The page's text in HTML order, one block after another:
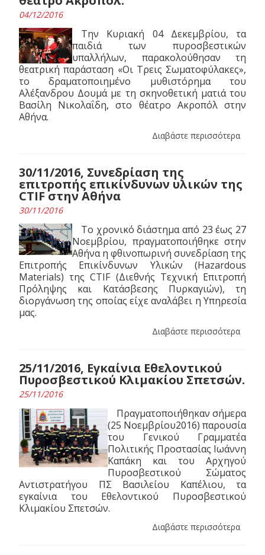
04/12/2016
Την Κυριακή 04 Δεκεμβρίου, τα
παιδιά των πυροσβεστικών
υπαλλήλων, παρακολούθησαν τη
θεατρική παράσταση «Οι Τρεις Σωματοφύλακες»,
το δραματοποιημένο μυθιστόρημα του
Αλέξανδρου Δουμά με τη σκηνοθετική ματιά του
Βασίλη Νικολαΐδη, στο θέατρο Ακροπόλ στην
Αθήνα.
Διαβάστε περισσότερα
30/11/2016, Συνεδρίαση της
επιτροπής επικίνδυνων υλικών της
CTIF στην Αθήνα
30/11/2016
Το χρονικό διάστημα από 23 έως 27
Νοεμβρίου, πραγματοποιήθηκε στην
Αθήνα η φθινοπωρινή συνεδρίαση της
Επιτροπής Επικίνδυνων Υλικών (Hazardous
Materials) της CTIF (Διεθνής Τεχνική Επιτροπή
Πρόληψης και Κατάσβεσης Πυρκαγιών), τη
διοργάνωση της οποίας είχε αναλάβει η Υπηρεσία
μας.
Διαβάστε περισσότερα
25/11/2016, Εγκαίνια Εθελοντικού
Πυροσβεστικού Κλιμακίου Σπετσών.
25/11/2016
Πραγματοποιήθηκαν σήμερα
(25 Νοεμβρίου2016) παρουσία
του Γενικού Γραμματέα
Πολιτικής Προστασίας Ιωάννη
Καπάκη και του Αρχηγού
Πυροσβεστικού Σώματος
Αντιστρατήγου ΠΣ Βασιλείου Καπέλιου, τα
εγκαίνια του Εθελοντικού Πυροσβεστικού
Κλιμακίου Σπετσών.
Διαβάστε περισσότερα